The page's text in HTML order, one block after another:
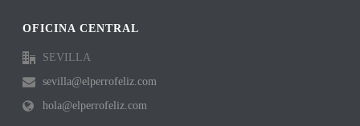
OFICINA CENTRAL
SEVILLA
sevilla@elperrofeliz.com
hola@elperrofeliz.com